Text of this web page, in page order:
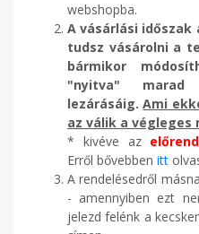
webshopba.
A vásárlási időszak
tudsz vásárolni a
bármikor
"nyitva"
lezárásáig. Ami
az válik a végleges
* kivéve az
Erről bővebben itt
A rendelésedről
- amennyiben ezt
jelezd felénk a